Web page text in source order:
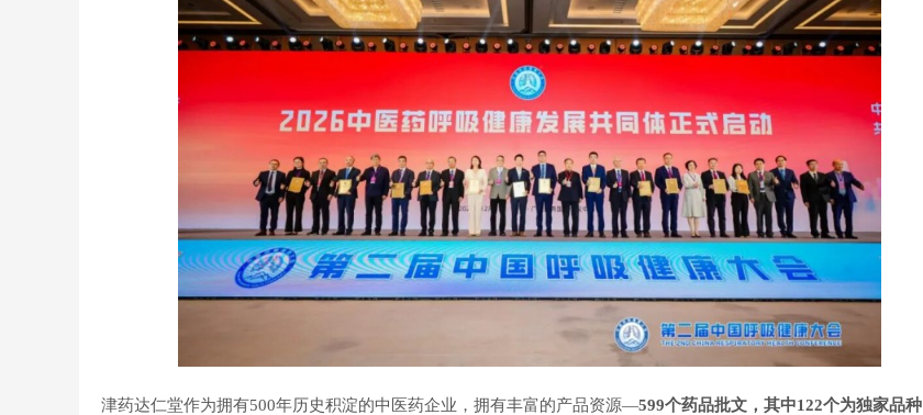
津药达仁堂作为拥有500年历史积淀的中医药企业，拥有丰富的产品资源—599个药品批文，其中122个为独家品种